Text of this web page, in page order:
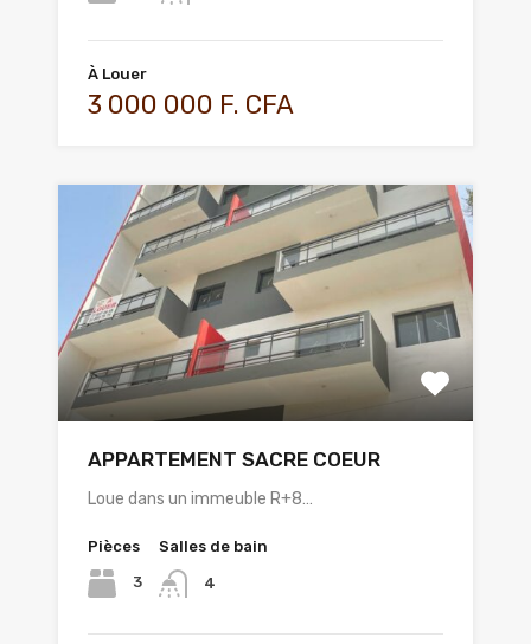
À Louer
3 000 000 F. CFA
APPARTEMENT SACRE COEUR
Loue dans un immeuble R+8…
Pièces
3
Salles de bain
4